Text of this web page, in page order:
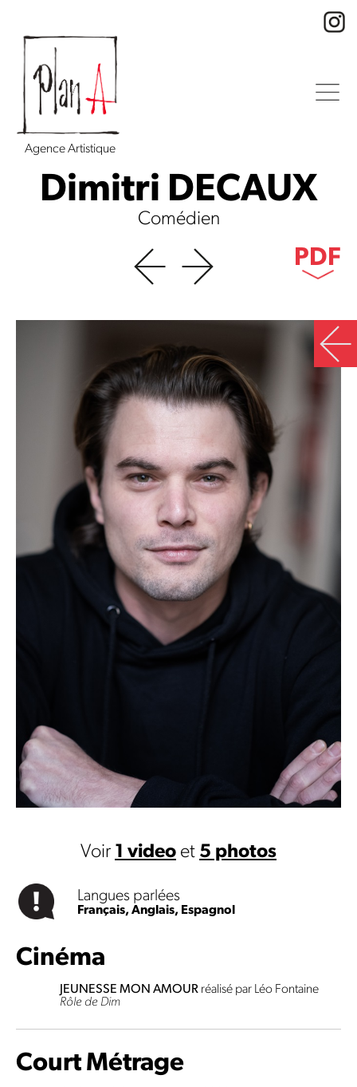
Agence Artistique
Dimitri DECAUX
Comédien
PDF
Voir 1 video et 5 photos
Langues parlées
Français, Anglais, Espagnol
Cinéma
JEUNESSE MON AMOUR réalisé par Léo Fontaine
Rôle de Dim
Court Métrage